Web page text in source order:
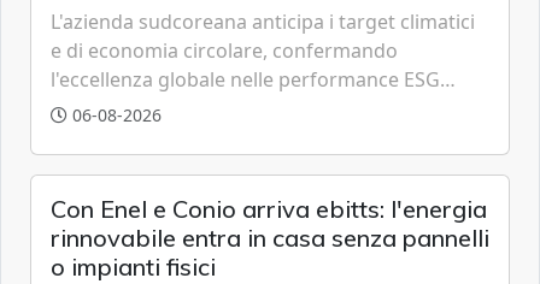
L'azienda sudcoreana anticipa i target climatici
e di economia circolare, confermando
l'eccellenza globale nelle performance ESG
grazie a innovazione, accessibilità e governance
06-08-2026
Con Enel e Conio arriva ebitts: l'energia
rinnovabile entra in casa senza pannelli
o impianti fisici